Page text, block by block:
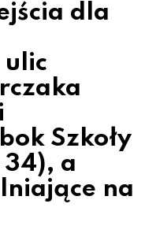
dla
Szkoły
a
na